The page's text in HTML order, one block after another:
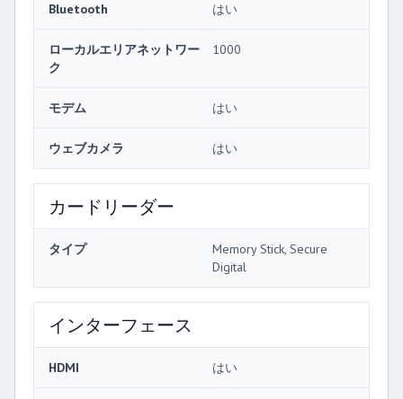
Bluetooth はい
ローカルエリアネットワー
ク
1000
モデム はい
ウェブカメラ はい
カードリーダー
タイプ
Memory Stick, Secure
Digital
インターフェース
HDMI はい